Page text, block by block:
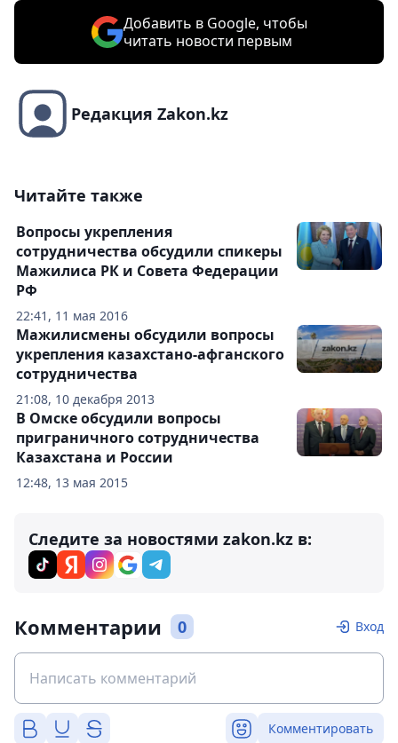
Добавить в Google, чтобы
читать новости первым
Редакция Zakon.kz
Читайте также
22:41, 11 мая 2016
Вопросы укрепления
сотрудничества обсудили спикеры
Мажилиса РК и Совета Федерации
РФ
21:08, 10 декабря 2013
Мажилисмены обсудили вопросы
укрепления казахстано-афганского
сотрудничества
12:48, 13 мая 2015
В Омске обсудили вопросы
приграничного сотрудничества
Казахстана и России
Следите за новостями zakon.kz в:
Комментарии 0 Вход
Комментировать